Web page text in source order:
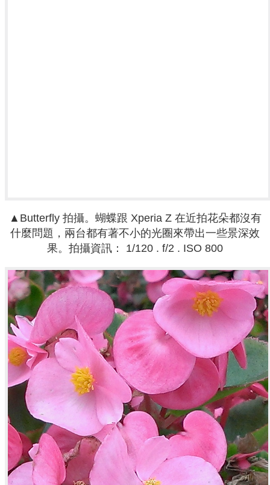
▲ Butterfly 拍攝。 蝴蝶跟 Xperia Z 在近拍花朵都沒有
什麼問題，兩台都有著不小的光圈來帶出一些景深效
果。 拍攝資訊 ： 1/120 . f/2 . ISO 800